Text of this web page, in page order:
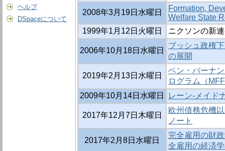
ヘルプ
DSpaceについて
2008年3月19日水曜日
Formation,
Welfare State
1999年1月12日火曜日
ニクソンの新
2006年10月18日水曜日
ブッシュ政権
の展開
2019年2月13日水曜日
ベン・バーナ
ログラム（
2009年10月14日水曜日
レーン-メイド
2017年12月7日木曜日
欧州債務危機
ノート
2017年2月8日水曜日
完全雇用の財
全雇用の経済